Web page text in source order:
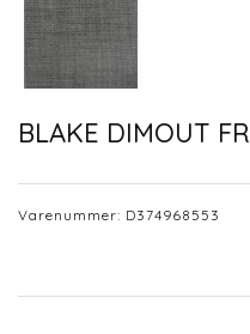
BLAKE DIMOUT FR
Varenummer: D374968553